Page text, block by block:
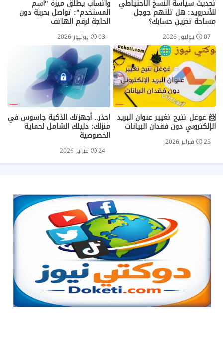
تحديث سياسة النسخ الاحتياطي
للأندرويد: هل تلتهم جوجل
مساحة تخزين حسابك؟
07 يوليوز 2026
واتساب يطلق ميزة "اسم
المستخدم": تواصل بحرية دون
الحاجة لرقم الهاتف
03 يوليوز 2026
📨 غوغل تتيح تغيير عنوان البريد
الإلكتروني دون فقدان البيانات
25 فبراير 2026
احذر.. أجهزتك الذكية جاسوس في
منزلك: دليلك الشامل لحماية
الخصوصية
24 فبراير 2026